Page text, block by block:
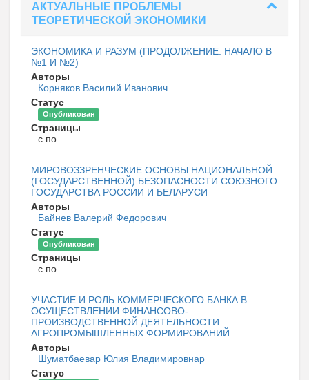
АКТУАЛЬНЫЕ ПРОБЛЕМЫ
ТЕОРЕТИЧЕСКОЙ ЭКОНОМИКИ
ЭКОНОМИКА И РАЗУМ (ПРОДОЛЖЕНИЕ. НАЧАЛО В
№1 И №2)
Авторы
Корняков Василий Иванович
Статус
Опубликован
Страницы
с по
МИРОВОЗЗРЕНЧЕСКИЕ ОСНОВЫ НАЦИОНАЛЬНОЙ
(ГОСУДАРСТВЕННОЙ) БЕЗОПАСНОСТИ СОЮЗНОГО
ГОСУДАРСТВА РОССИИ И БЕЛАРУСИ
Авторы
Байнев Валерий Федорович
Статус
Опубликован
Страницы
с по
УЧАСТИЕ И РОЛЬ КОММЕРЧЕСКОГО БАНКА В
ОСУЩЕСТВЛЕНИИ ФИНАНСОВО-
ПРОИЗВОДСТВЕННОЙ ДЕЯТЕЛЬНОСТИ
АГРОПРОМЫШЛЕННЫХ ФОРМИРОВАНИЙ
Авторы
Шуматбаевар Юлия Владимировнар
Статус